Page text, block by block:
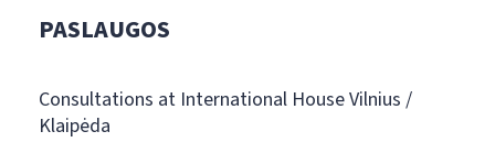
PASLAUGOS
Consultations at International House Vilnius /
Klaipėda